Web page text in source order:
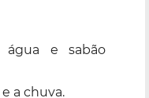
água e sabão
a chuva.